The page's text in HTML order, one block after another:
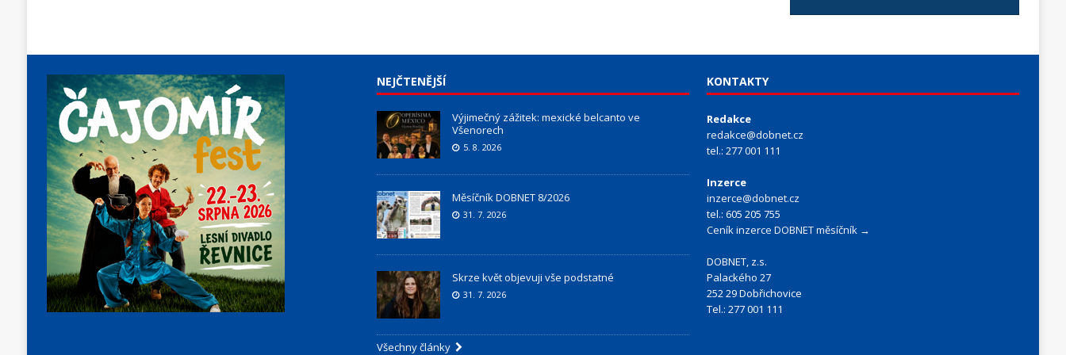
NEJČTENĚJŠÍ
Výjimečný zážitek: mexické belcanto ve
Všenorech
5. 8. 2026
Měsíčník DOBNET 8/2026
31. 7. 2026
Skrze květ objevuji vše podstatné
31. 7. 2026
Všechny články
KONTAKTY
Redakce
redakce@dobnet.cz
tel.: 277 001 111
Inzerce
inzerce@dobnet.cz
tel.: 605 205 755
Ceník inzerce DOBNET měsíčník →
DOBNET, z.s.
Palackého 27
252 29 Dobřichovice
Tel.: 277 001 111